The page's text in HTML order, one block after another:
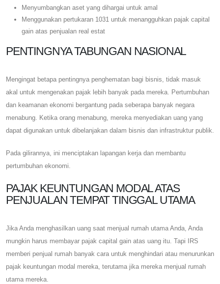
Menyumbangkan aset yang dihargai untuk amal
Menggunakan pertukaran 1031 untuk menangguhkan pajak capital
gain atas penjualan real estat
PENTINGNYA TABUNGAN NASIONAL
Mengingat betapa pentingnya penghematan bagi bisnis, tidak masuk
akal untuk mengenakan pajak lebih banyak pada mereka. Pertumbuhan
dan keamanan ekonomi bergantung pada seberapa banyak negara
menabung. Ketika orang menabung, mereka menyediakan uang yang
dapat digunakan untuk dibelanjakan dalam bisnis dan infrastruktur publik.
Pada gilirannya, ini menciptakan lapangan kerja dan membantu
pertumbuhan ekonomi.
PAJAK KEUNTUNGAN MODAL ATAS
PENJUALAN TEMPAT TINGGAL UTAMA
Jika Anda menghasilkan uang saat menjual rumah utama Anda, Anda
mungkin harus membayar pajak capital gain atas uang itu. Tapi IRS
memberi penjual rumah banyak cara untuk menghindari atau menurunkan
pajak keuntungan modal mereka, terutama jika mereka menjual rumah
utama mereka.